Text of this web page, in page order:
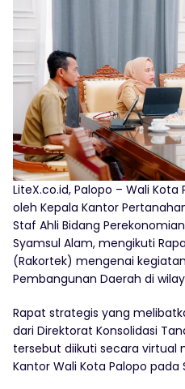
LiteX.co.id, Palopo – Wali
oleh Kepala Kantor
Staf Ahli Bidang
Syamsul Alam, mengikuti
(Rakortek) mengenai
Pembangunan Daerah di
Rapat strategis yang
dari Direktorat Konsolidasi
tersebut diikuti secara virtual
Kantor Wali Kota Palopo pada